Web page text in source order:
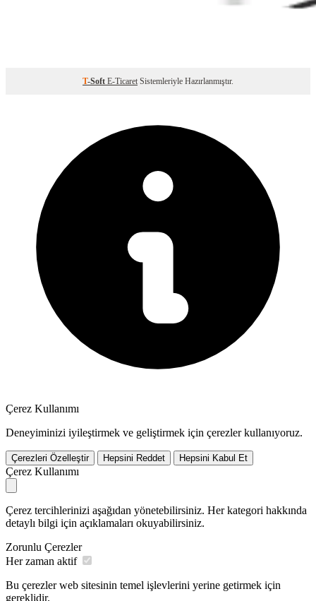
T-Soft E-Ticaret Sistemleriyle Hazırlanmıştır.
Çerez Kullanımı
Deneyiminizi iyileştirmek ve geliştirmek için çerezler kullanıyoruz.
Çerezleri Özelleştir Hepsini Reddet Hepsini Kabul Et
Çerez Kullanımı
Çerez tercihlerinizi aşağıdan yönetebilirsiniz. Her kategori hakkında
detaylı bilgi için açıklamaları okuyabilirsiniz.
Zorunlu Çerezler
Her zaman aktif
Bu çerezler web sitesinin temel işlevlerini yerine getirmek için
gereklidir.